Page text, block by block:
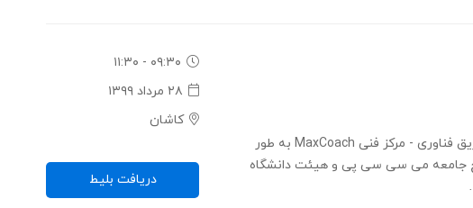
کنفرانس ایجاد آینده از طریق فناوری - مرکز فنی MaxCoach به طور
جامعه می سی سی پی و هیئت دانشگاه
۰۹:۳۰ - ۱۱:۳۰
۲۸ مرداد ۱۳۹۹
کاشان
دریافت بلیط